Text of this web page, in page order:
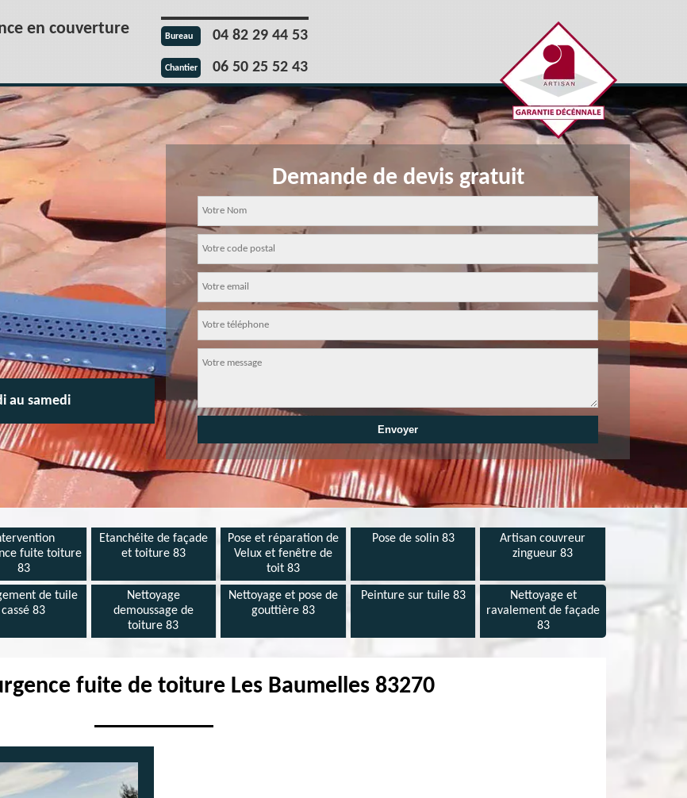
en couverture Bureau 04 82 29 44 53
Chantier 06 50 25 52 43
au samedi
Demande de devis gratuit
fuite toiture
83
Etanchéite de façade
et toiture 83
Pose et réparation de
Velux et fenêtre de
toit 83
Pose de solin 83
Artisan couvreur
zingueur 83
de tuile
cassé 83
Nettoyage
demoussage de
toiture 83
Nettoyage et pose de
gouttière 83
Peinture sur tuile 83
Nettoyage et
ravalement de façade
83
fuite de toiture Les Baumelles 83270